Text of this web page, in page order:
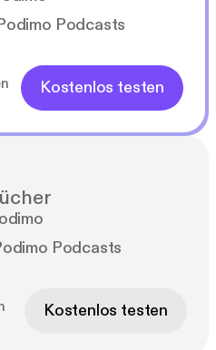
Podcasts
Kostenlos testen
Podcasts
Kostenlos testen